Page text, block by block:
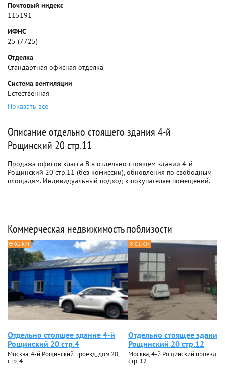
Почтовый индекс
115191
ИФНС
25 (7725)
Отделка
Стандартная офисная отделка
Система вентиляции
Естественная
Показать все
Описание отдельно стоящего здания 4-й
Рощинский 20 стр.11
Продажа офисов класса B в отдельно стоящем здании 4-й
Рощинский 20 стр.11 (без комиссии), обновления по свободным
площадям. Индивидуальный подход к покупателям помещений.
Коммерческая недвижимость поблизости
0.1 КМ
Отдельно стоящее здание 4-й
Рощинский 20 стр.4
Москва, 4-й Рощинский проезд, дом 20,
стр. 4
0.1 КМ
Отдельно стоящее здание
Рощинский 20 стр.12
Москва, 4-й Рощинский проезд,
стр. 12